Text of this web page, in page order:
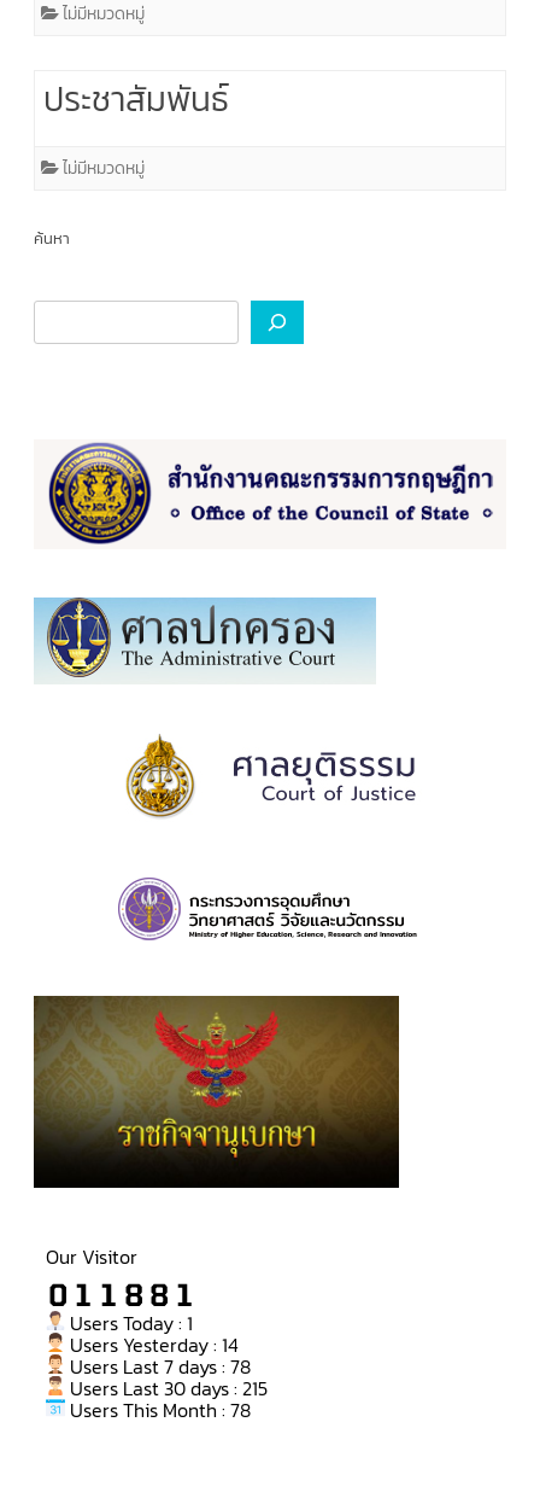
ไม่มีหมวดหมู่
ประชาสัมพันธ์
ไม่มีหมวดหมู่
ค้นหา
Our Visitor
Users Today : 1
Users Yesterday : 14
Users Last 7 days : 78
Users Last 30 days : 215
Users This Month : 78